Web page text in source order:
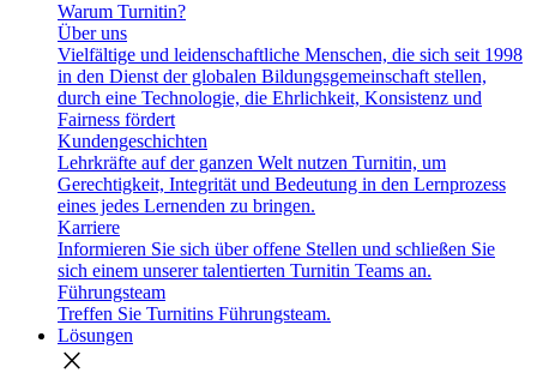
Warum Turnitin?
Über uns
Vielfältige und leidenschaftliche Menschen, die sich seit 1998
in den Dienst der globalen Bildungsgemeinschaft stellen,
durch eine Technologie, die Ehrlichkeit, Konsistenz und
Fairness fördert
Kundengeschichten
Lehrkräfte auf der ganzen Welt nutzen Turnitin, um
Gerechtigkeit, Integrität und Bedeutung in den Lernprozess
eines jedes Lernenden zu bringen.
Karriere
Informieren Sie sich über offene Stellen und schließen Sie
sich einem unserer talentierten Turnitin Teams an.
Führungsteam
Treffen Sie Turnitins Führungsteam.
Lösungen
close